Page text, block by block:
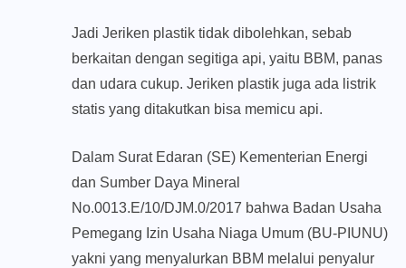
Jadi Jeriken plastik tidak dibolehkan, sebab
berkaitan dengan segitiga api, yaitu BBM, panas
dan udara cukup. Jeriken plastik juga ada listrik
statis yang ditakutkan bisa memicu api.
Dalam Surat Edaran (SE) Kementerian Energi
dan Sumber Daya Mineral
No.0013.E/10/DJM.0/2017 bahwa Badan Usaha
Pemegang Izin Usaha Niaga Umum (BU-PIUNU)
yakni yang menyalurkan BBM melalui penyalur